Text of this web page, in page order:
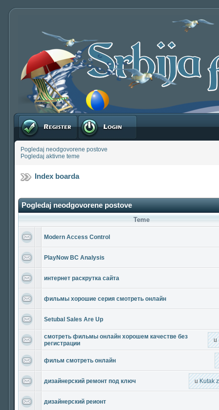
Registruj se Prijavite se
Pogledaj neodgovorene postove
Pogledaj aktivne teme
Index boarda
Pogledaj neodgovorene postove
Teme
Modern Access Control
PlayNow BC Analysis
интернет раскрутка сайта
фильмы хорошие серия смотреть онлайн
Setubal Sales Are Up
смотреть фильмы онлайн хорошем качестве без
регистрации
u
фильм смотреть онлайн
дизайнерский ремонт под ключ uKutak
дизайнерский реионт